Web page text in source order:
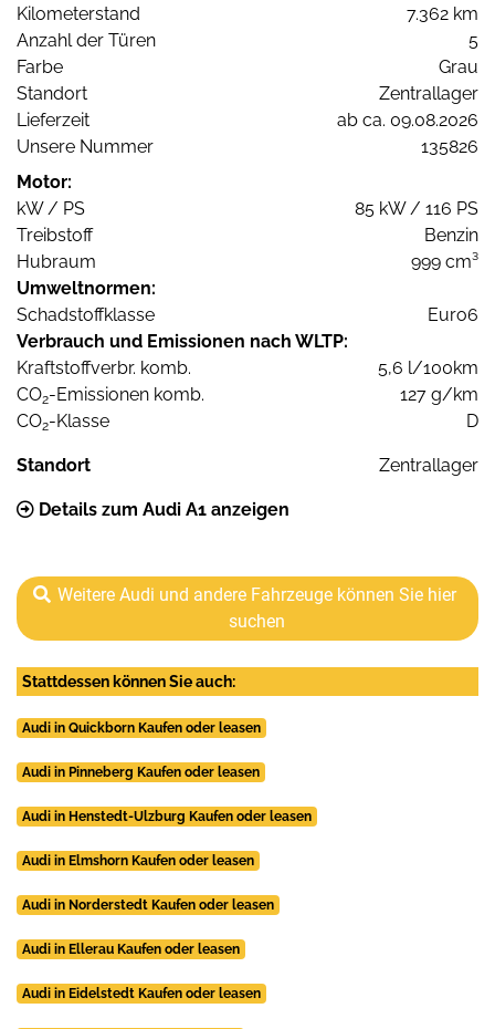
Kilometerstand
7.362 km
Anzahl der Türen
5
Farbe
Grau
Standort
Zentrallager
Lieferzeit
ab ca. 09.08.2026
Unsere Nummer
135826
Motor:
kW / PS
85 kW / 116 PS
Treibstoff
Benzin
Hubraum
999 cm³
Umweltnormen:
Schadstoffklasse
Euro6
Verbrauch und Emissionen nach WLTP:
Kraftstoffverbr. komb.
5,6 l/100km
CO2-Emissionen komb.
127 g/km
CO2-Klasse D
Standort Zentrallager
Details zum Audi A1 anzeigen
Weitere Audi und andere Fahrzeuge können Sie hier
suchen
Stattdessen können Sie auch:
Audi in Quickborn Kaufen oder leasen
Audi in Pinneberg Kaufen oder leasen
Audi in Henstedt-Ulzburg Kaufen oder leasen
Audi in Elmshorn Kaufen oder leasen
Audi in Norderstedt Kaufen oder leasen
Audi in Ellerau Kaufen oder leasen
Audi in Eidelstedt Kaufen oder leasen